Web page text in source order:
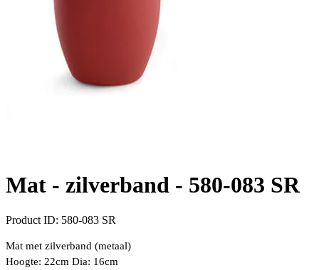
Mat - zilverband - 580-083 SR
Product ID: 580-083 SR
Mat met zilverband (metaal)
Hoogte: 22cm Dia: 16cm